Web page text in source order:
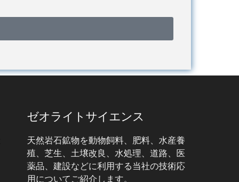
ゼオライトサイエンス
天然岩石鉱物を動物飼料、肥料、水産養
殖、芝生、土壌改良、水処理、道路、医
薬品、建設などに利用する当社の技術応
用についてご紹介します。